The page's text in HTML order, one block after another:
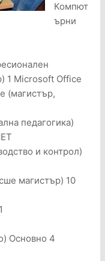
Компют
ърни
1 Microsoft Office
(магистър,
педагогика)
и контрол)
магистър) 10
Основно 4